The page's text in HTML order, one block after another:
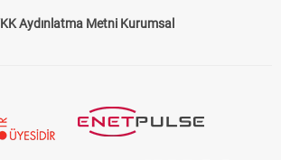
Aydınlatma Metni Kurumsal